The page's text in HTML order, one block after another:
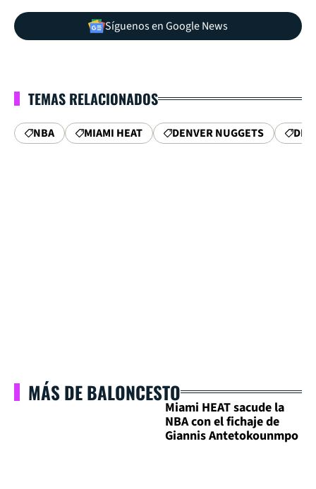
Síguenos en Google News
TEMAS RELACIONADOS
NBA MIAMI HEAT DENVER NUGGETS
MÁS DE BALONCESTO
Miami HEAT sacude la
NBA con el fichaje de
Giannis Antetokounmpo